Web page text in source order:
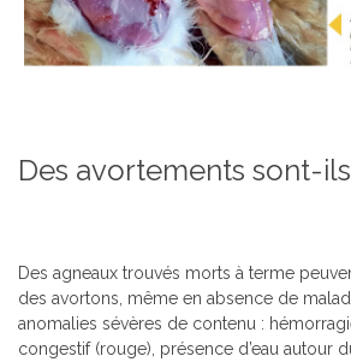
Des avortements sont-
Des agneaux trouvés morts à terme
des avortons, même en absence de
anomalies sévères de contenu :
congestif (rouge), présence d’eau autour